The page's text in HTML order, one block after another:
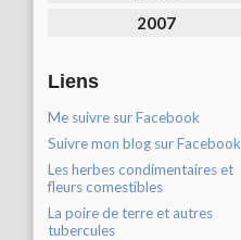
2007
Liens
Me suivre sur Facebook
Suivre mon blog sur Facebook
Les herbes condimentaires et
fleurs comestibles
La poire de terre et autres
tubercules